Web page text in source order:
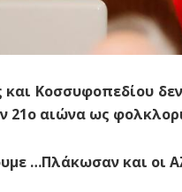
Κοσσυφοπεδίου
21ο αιώνα ως
…Πλάκωσαν και οι